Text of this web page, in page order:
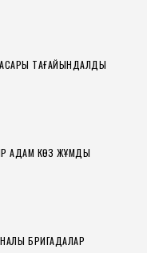
ТАҒАЙЫНДАЛДЫ
АДАМ КӨЗ ЖҰМДЫ
БРИГАДАЛАР